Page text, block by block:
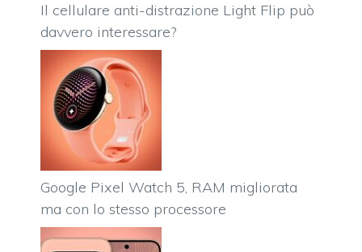
Il cellulare anti-distrazione Light Flip può
davvero interessare?
Google Pixel Watch 5, RAM migliorata
ma con lo stesso processore